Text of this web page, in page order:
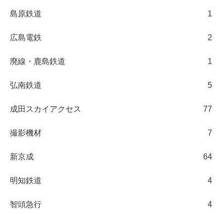
島原鉄道 1
広島電鉄 2
廃線・鹿島鉄道 1
弘南鉄道 5
成田スカイアクセス 77
撮影機材 7
新京成 64
明知鉄道 4
智頭急行 4